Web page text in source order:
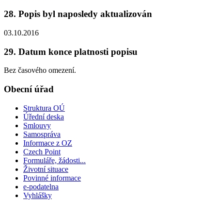
28. Popis byl naposledy aktualizován
03.10.2016
29. Datum konce platnosti popisu
Bez časového omezení.
Obecní úřad
Struktura OÚ
Úřední deska
Smlouvy
Samospráva
Informace z OZ
Czech Point
Formuláře, žádosti...
Životní situace
Povinné informace
e-podatelna
Vyhlášky